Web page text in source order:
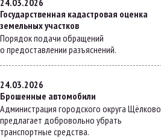
24.03.2026
Государственная кадастровая оценка
земельных участков
Порядок подачи обращений
о предоставлении разъяснений.
24.03.2026
Брошенные автомобили
Администрация городского округа Щёлково
предлагает добровольно убрать
транспортные средства.